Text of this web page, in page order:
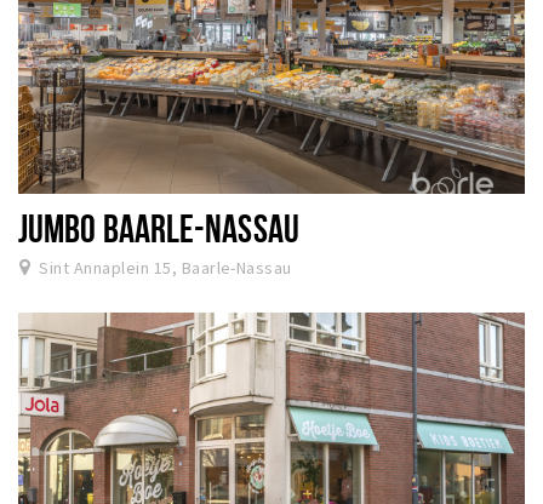
JUMBO BAARLE-NASSAU
Sint Annaplein 15, Baarle-Nassau